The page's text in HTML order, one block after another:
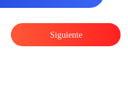
Siguiente